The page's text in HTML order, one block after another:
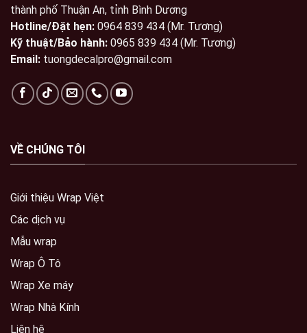
thành phố Thuận An, tỉnh Bình Dương
Hotline/Đặt hẹn: 0964 839 434 (Mr. Tương)
Kỹ thuật/Bảo hành: 0965 839 434 (Mr. Tương)
Email: tuongdecalpro@gmail.com
VỀ CHÚNG TÔI
Giới thiệu Wrap Việt
Các dịch vụ
Mẫu wrap
Wrap Ô Tô
Wrap Xe máy
Wrap Nhà Kính
Liên hệ